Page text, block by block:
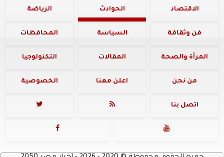
الاقتصاد الحوادث الرياضة
فن وثقافة السياسة المحافظات
المرأة والصحة المقالات التكنولوجيا
من نحن اعلن معنا الخصوصية
اتصل بنا 


